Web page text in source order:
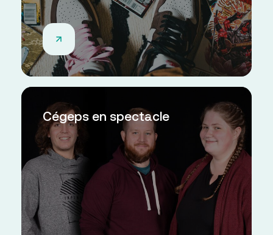
Cégeps en spectacle